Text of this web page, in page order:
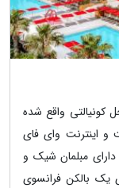
کونیالتی واقع شده
اینترنت وای فای
دارای مبلمان شیک و
یک بالکن فرانسوی